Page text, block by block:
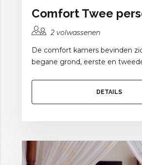
2 volwassenen
De comfort kamers bevinden
begane grond, eerste en
DETAILS